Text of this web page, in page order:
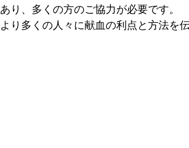
あり、多くの方のご協力が必要です。
より多くの人々に献血の利点と方法を